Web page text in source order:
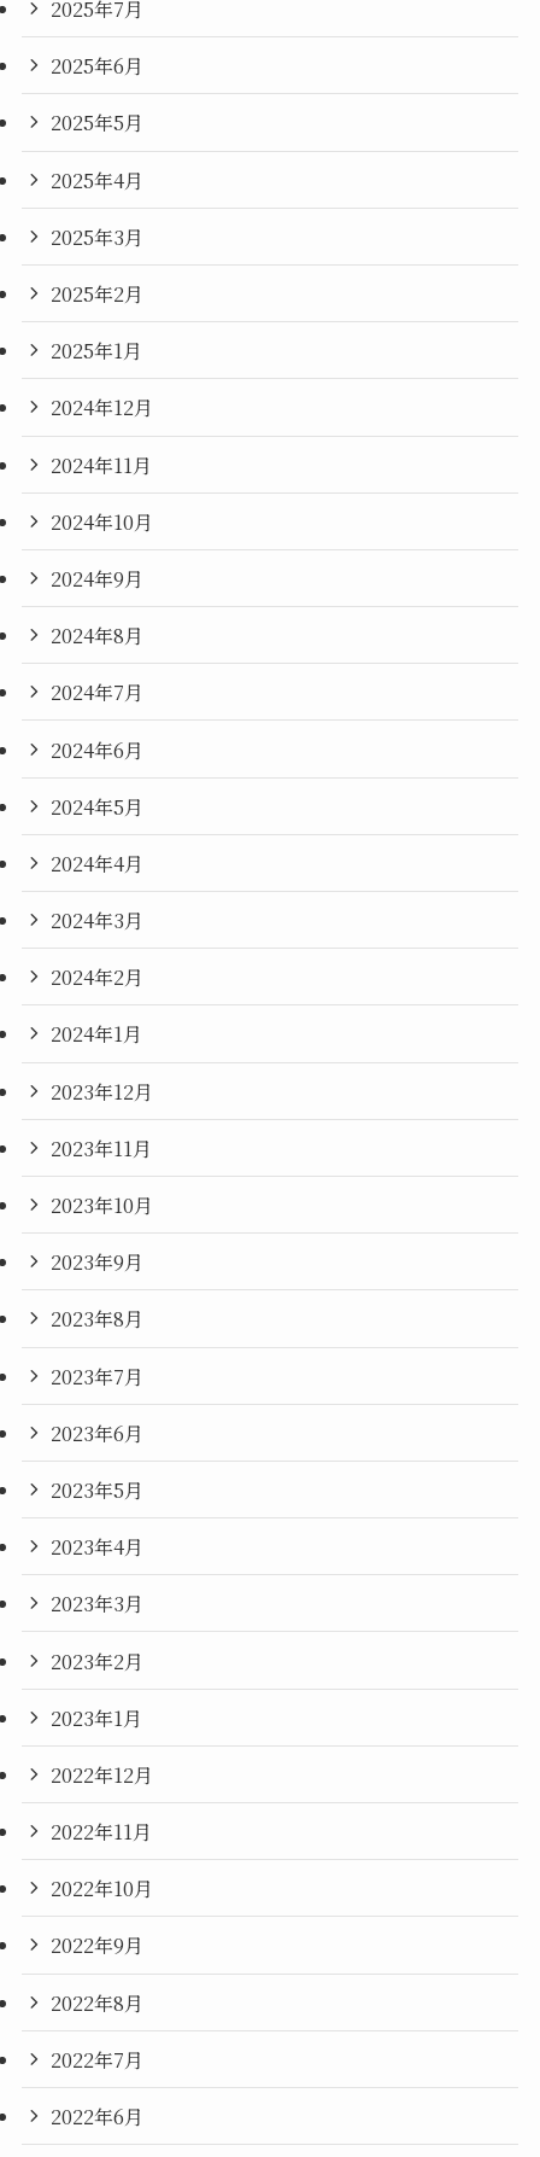
2025年7月
2025年6月
2025年5月
2025年4月
2025年3月
2025年2月
2025年1月
2024年12月
2024年11月
2024年10月
2024年9月
2024年8月
2024年7月
2024年6月
2024年5月
2024年4月
2024年3月
2024年2月
2024年1月
2023年12月
2023年11月
2023年10月
2023年9月
2023年8月
2023年7月
2023年6月
2023年5月
2023年4月
2023年3月
2023年2月
2023年1月
2022年12月
2022年11月
2022年10月
2022年9月
2022年8月
2022年7月
2022年6月